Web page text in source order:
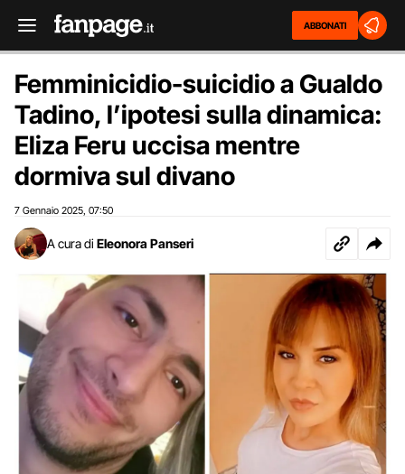
ABBONATI
Femminicidio-suicidio a Gualdo
Tadino, l’ipotesi sulla dinamica:
Eliza Feru uccisa mentre
dormiva sul divano
7 Gennaio 2025 07:50
A cura di Eleonora Panseri